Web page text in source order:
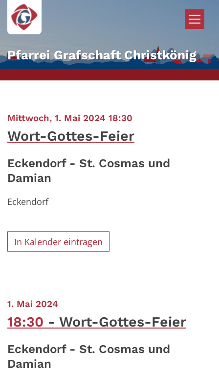
Zum Inhalt springen
Pfarrei Grafschaft Christkönig
Mittwoch, 1. Mai 2024 18:30
Wort-Gottes-Feier
Eckendorf - St. Cosmas und
Damian
Eckendorf
In Kalender eintragen
1. Mai 2024
18:30 Wort-Gottes-Feier
Eckendorf - St. Cosmas und
Damian